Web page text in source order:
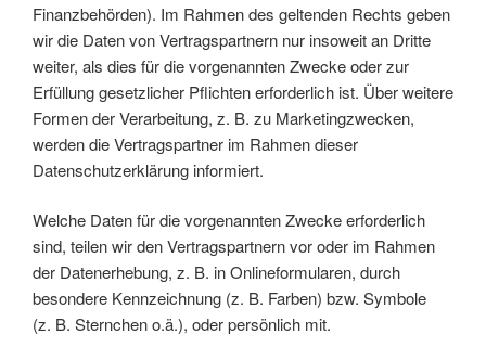
Finanzbehörden). Im Rahmen des geltenden Rechts geben
wir die Daten von Vertragspartnern nur insoweit an Dritte
weiter, als dies für die vorgenannten Zwecke oder zur
Erfüllung gesetzlicher Pflichten erforderlich ist. Über weitere
Formen der Verarbeitung, z. B. zu Marketingzwecken,
werden die Vertragspartner im Rahmen dieser
Datenschutzerklärung informiert.
Welche Daten für die vorgenannten Zwecke erforderlich
sind, teilen wir den Vertragspartnern vor oder im Rahmen
der Datenerhebung, z. B. in Onlineformularen, durch
besondere Kennzeichnung (z. B. Farben) bzw. Symbole
(z. B. Sternchen o.ä.), oder persönlich mit.